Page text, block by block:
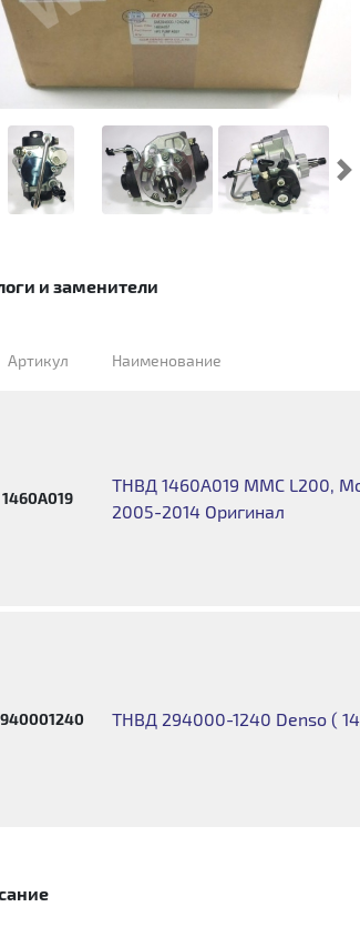
и заменители
Артикул Наименование
1460A019
ТНВД 1460A019 MMC L200,
2005-2014 Оригинал
ТНВД 294000-1240 Denso (